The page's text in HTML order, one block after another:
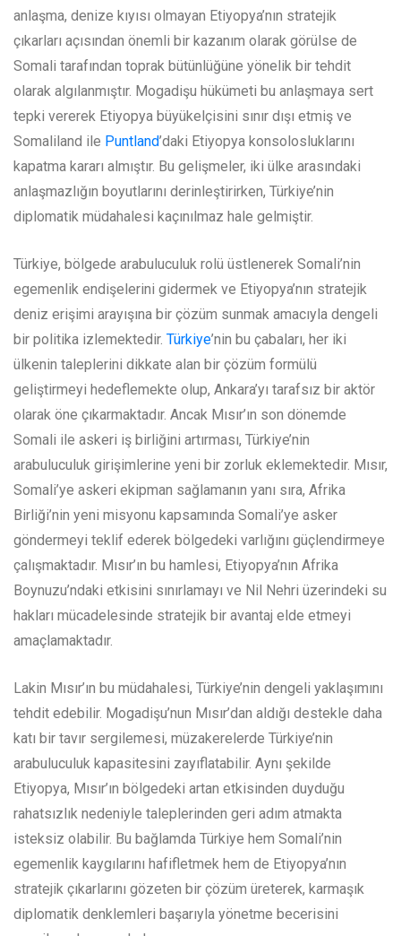
anlaşma, denize kıyısı olmayan Etiyopya’nın stratejik
çıkarları açısından önemli bir kazanım olarak görülse de
Somali tarafından toprak bütünlüğüne yönelik bir tehdit
olarak algılanmıştır. Mogadişu hükümeti bu anlaşmaya sert
tepki vererek Etiyopya büyükelçisini sınır dışı etmiş ve
Somaliland ile Puntland’daki Etiyopya konsolosluklarını
kapatma kararı almıştır. Bu gelişmeler, iki ülke arasındaki
anlaşmazlığın boyutlarını derinleştirirken, Türkiye’nin
diplomatik müdahalesi kaçınılmaz hale gelmiştir.
Türkiye, bölgede arabuluculuk rolü üstlenerek Somali’nin
egemenlik endişelerini gidermek ve Etiyopya’nın stratejik
deniz erişimi arayışına bir çözüm sunmak amacıyla dengeli
bir politika izlemektedir. Türkiye’nin bu çabaları, her iki
ülkenin taleplerini dikkate alan bir çözüm formülü
geliştirmeyi hedeflemekte olup, Ankara’yı tarafsız bir aktör
olarak öne çıkarmaktadır. Ancak Mısır’ın son dönemde
Somali ile askeri iş birliğini artırması, Türkiye’nin
arabuluculuk girişimlerine yeni bir zorluk eklemektedir. Mısır,
Somali’ye askeri ekipman sağlamanın yanı sıra, Afrika
Birliği’nin yeni misyonu kapsamında Somali’ye asker
göndermeyi teklif ederek bölgedeki varlığını güçlendirmeye
çalışmaktadır. Mısır’ın bu hamlesi, Etiyopya’nın Afrika
Boynuzu’ndaki etkisini sınırlamayı ve Nil Nehri üzerindeki su
hakları mücadelesinde stratejik bir avantaj elde etmeyi
amaçlamaktadır.
Lakin Mısır’ın bu müdahalesi, Türkiye’nin dengeli yaklaşımını
tehdit edebilir. Mogadişu’nun Mısır’dan aldığı destekle daha
katı bir tavır sergilemesi, müzakerelerde Türkiye’nin
arabuluculuk kapasitesini zayıflatabilir. Aynı şekilde
Etiyopya, Mısır’ın bölgedeki artan etkisinden duyduğu
rahatsızlık nedeniyle taleplerinden geri adım atmakta
isteksiz olabilir. Bu bağlamda Türkiye hem Somali’nin
egemenlik kaygılarını hafifletmek hem de Etiyopya’nın
stratejik çıkarlarını gözeten bir çözüm üreterek, karmaşık
diplomatik denklemleri başarıyla yönetme becerisini